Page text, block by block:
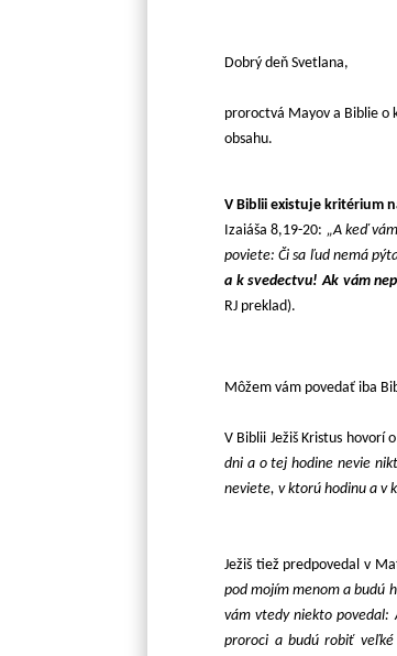
Dobrý deň Svetlana,
proroctvá Mayov a Biblie o
obsahu.
V Biblii existuje kritérium
Izaiáša 8,19-20: „A keď
poviete: Či sa ľud nemá
a k svedectvu! Ak vám
RJ preklad).
Môžem vám povedať iba
V Biblii Ježiš Kristus hovorí
dni a o tej hodine nevie
neviete, v ktorú hodinu a v
Ježiš tiež predpovedal v
pod mojím menom a budú
vám vtedy niekto povedal:
proroci a budú robiť veľké